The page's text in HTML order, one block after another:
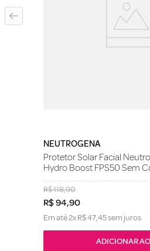
NEUTROGENA
Protetor Solar Facial
Hydro Boost FPS50 Sem
R$118,90
R$94,90
Em até2xR$47,45sem juros
ADICIONAR AO